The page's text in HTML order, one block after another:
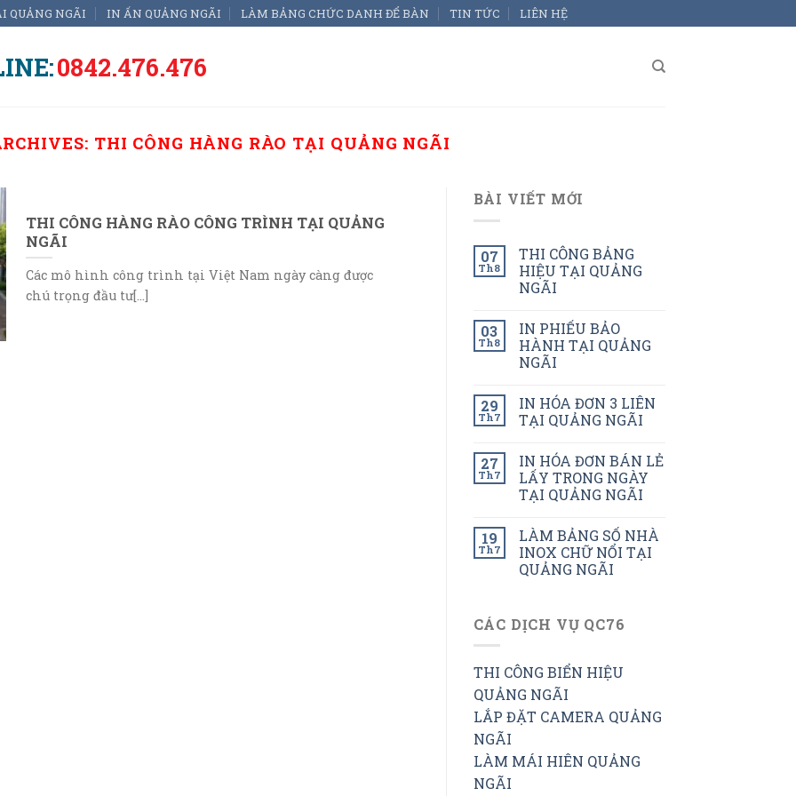
QUẢNG NGÃI IN ẤN QUẢNG NGÃI LÀM BẢNG CHỨC DANH ĐỂ BÀN TIN TỨC LIÊN HỆ
0842.476.476
THI CÔNG HÀNG RÀO TẠI QUẢNG NGÃI
THI CÔNG HÀNG RÀO CÔNG TRÌNH TẠI QUẢNG
NGÃI
Các mô hình công trình tại Việt Nam ngày càng được
chú trọng đầu tư[...]
BÀI VIẾT MỚI
07
Th8
THI CÔNG BẢNG
HIỆU TẠI QUẢNG
NGÃI
03
Th8
IN PHIẾU BẢO
HÀNH TẠI QUẢNG
NGÃI
29
Th7
IN HÓA ĐƠN 3 LIÊN
TẠI QUẢNG NGÃI
27
Th7
IN HÓA ĐƠN BÁN LẺ
LẤY TRONG NGÀY
TẠI QUẢNG NGÃI
19
Th7
LÀM BẢNG SỐ NHÀ
INOX CHỮ NỔI TẠI
QUẢNG NGÃI
CÁC DỊCH VỤ QC76
THI CÔNG BIỂN HIỆU
QUẢNG NGÃI
LẮP ĐẶT CAMERA QUẢNG
NGÃI
LÀM MÁI HIÊN QUẢNG
NGÃI